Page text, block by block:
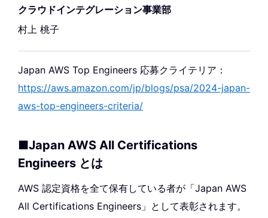
クラウドインテグレーション事業部
村上 桃子
Japan AWS Top Engineers 応募クライテリア：
https://aws.amazon.com/jp/blogs/psa/2024-japan-
aws-top-engineers-criteria/
■Japan AWS All Certifications
Engineers とは
AWS 認定資格を全て保有している者が「Japan AWS
All Certifications Engineers」として表彰されます。